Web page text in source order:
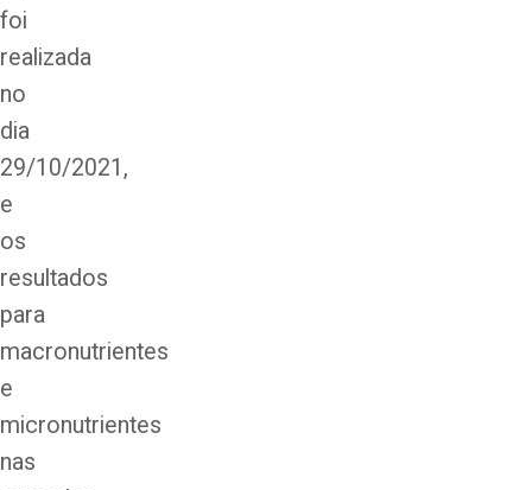
foi
realizada
no
dia
29/10/2021,
e
os
resultados
para
macronutrientes
e
micronutrientes
nas